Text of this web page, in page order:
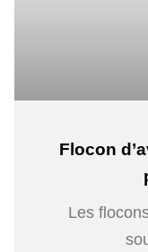
Flocon
Les